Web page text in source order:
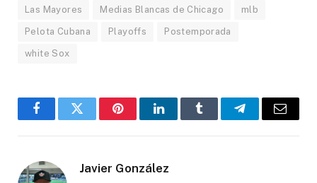
Las Mayores Medias Blancas de Chicago mlb
Pelota Cubana Playoffs Postemporada
white Sox
FacebookTwitter PinterestLinkedInTumblr TelegramEmail
Javier González